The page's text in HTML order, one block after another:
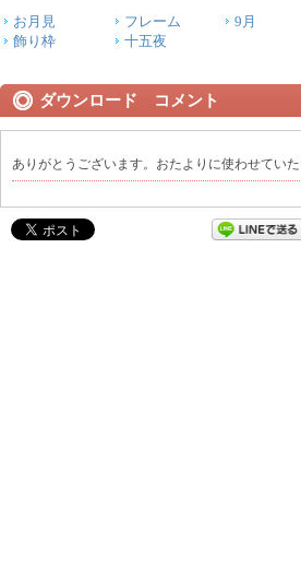
お月見 フレーム 9月
飾り枠
十五夜
ダウンロード コメント
ありがとうございます。おたよりに使わせてい